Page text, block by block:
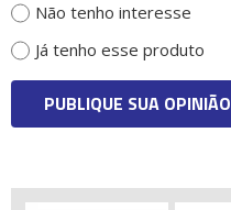
Não tenho interesse
Já tenho esse produto
PUBLIQUE SUA OPINIÃO